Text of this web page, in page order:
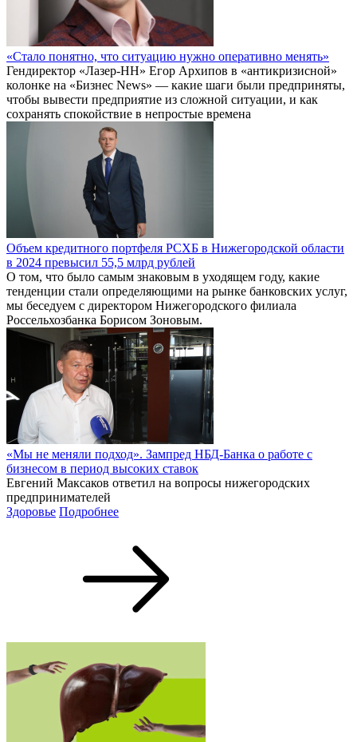
«Стало понятно, что ситуацию нужно оперативно менять»
Гендиректор «Лазер-НН» Егор Архипов в «антикризисной»
колонке на «Бизнес News» — какие шаги были предприняты,
чтобы вывести предприятие из сложной ситуации, и как
сохранять спокойствие в непростые времена
Объем кредитного портфеля РСХБ в Нижегородской области
в 2024 превысил 55,5 млрд рублей
О том, что было самым знаковым в уходящем году, какие
тенденции стали определяющими на рынке банковских услуг,
мы беседуем с директором Нижегородского филиала
Россельхозбанка Борисом Зоновым.
«Мы не меняли подход». Зампред НБД-Банка о работе с
бизнесом в период высоких ставок
Евгений Максаков ответил на вопросы нижегородских
предпринимателей
Здоровье Подробнее